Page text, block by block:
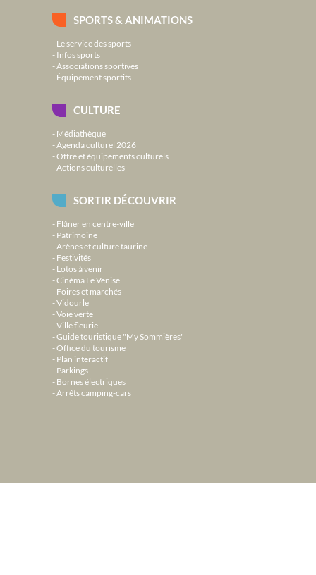
SPORTS & ANIMATIONS
Le service des sports
Infos sports
Associations sportives
Équipement sportifs
CULTURE
Médiathèque
Agenda culturel 2026
Offre et équipements culturels
Actions culturelles
SORTIR DÉCOUVRIR
Flâner en centre-ville
Patrimoine
Arènes et culture taurine
Festivités
Lotos à venir
Cinéma Le Venise
Foires et marchés
Vidourle
Voie verte
Ville fleurie
Guide touristique "My Sommières"
Office du tourisme
Plan interactif
Parkings
Bornes électriques
Arrêts camping-cars